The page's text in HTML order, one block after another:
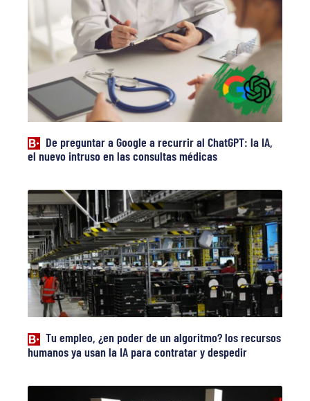
De preguntar a Google a recurrir al ChatGPT: la IA,
el nuevo intruso en las consultas médicas
Tu empleo, ¿en poder de un algoritmo? los recursos
humanos ya usan la IA para contratar y despedir